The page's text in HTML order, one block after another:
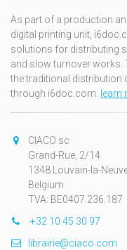
As part of a production
digital printing unit,
solutions for distributing
and slow turnover works.
the traditional distribution
through i6doc.com. learn
CIACO sc
Grand-Rue, 2/14
1348 Louvain-la-
Belgium
TVA: BE0407.236.187
+32 10 45 30 97
librairie@ciaco.com